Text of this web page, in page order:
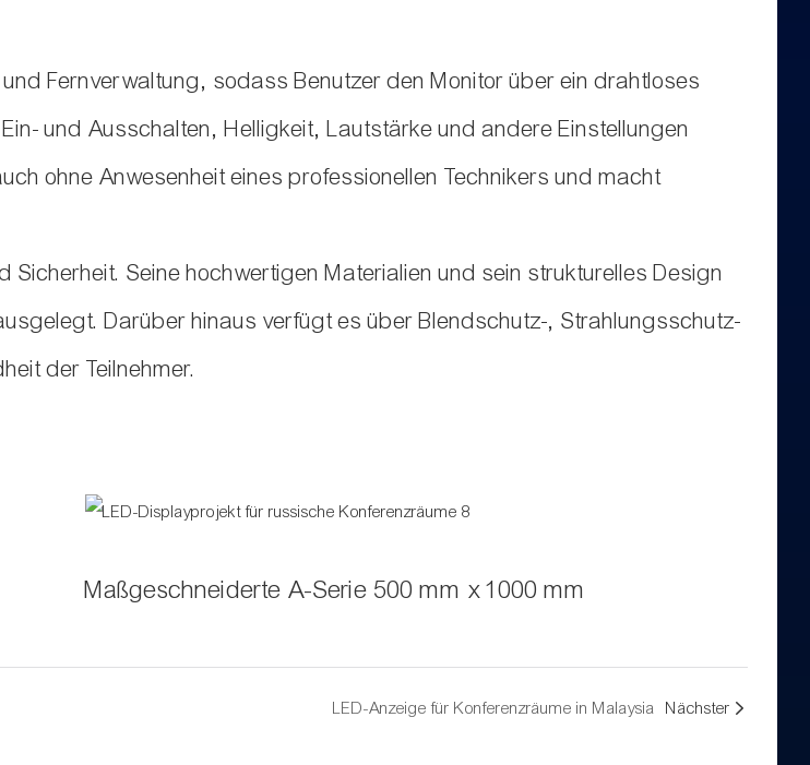
Fernverwaltung, sodass Benutzer den Monitor über ein drahtloses
und Ausschalten, Helligkeit, Lautstärke und andere Einstellungen
ohne Anwesenheit eines professionellen Technikers und macht
Seine hochwertigen Materialien und sein strukturelles Design
Darüber hinaus verfügt es über Blendschutz-, Strahlungsschutz-
der Teilnehmer.
Maßgeschneiderte A-Serie 500 mm x 1000 mm
LED-Anzeige für Konferenzräume in Malaysia Nächster